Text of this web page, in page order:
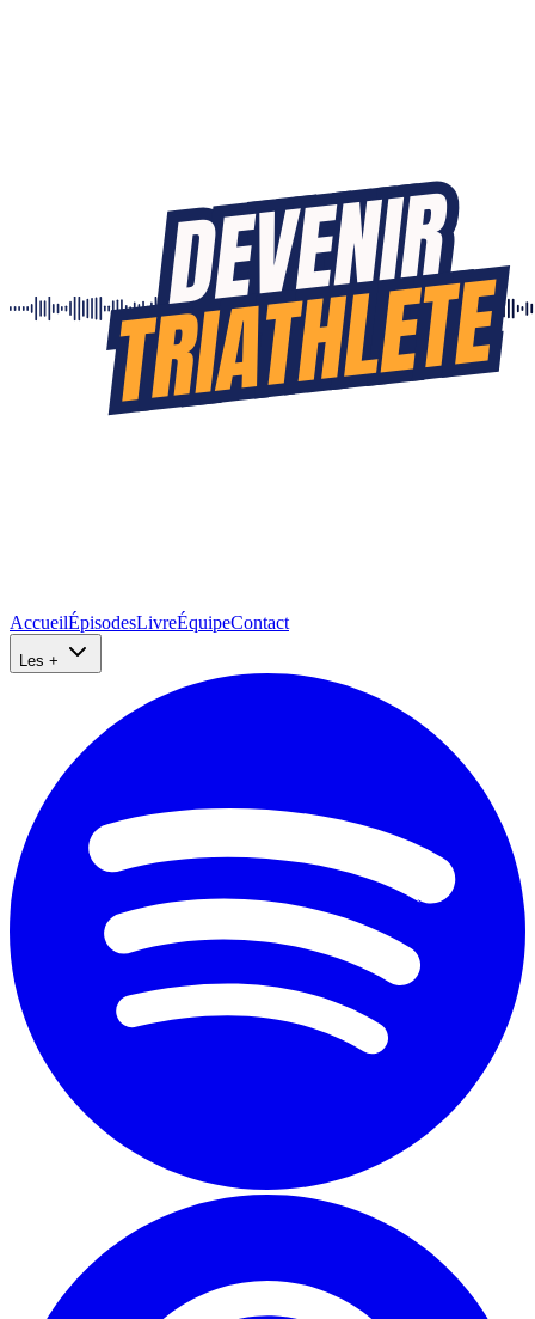
AccueilÉpisodesLivreÉquipeContact
Les +